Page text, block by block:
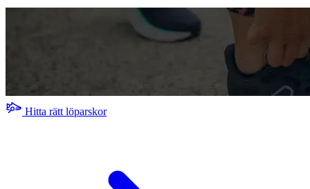
Hitta rätt löparskor